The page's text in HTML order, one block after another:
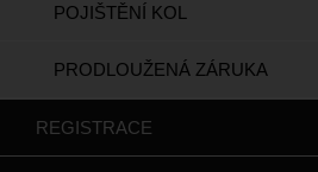
POJIŠTĚNÍ KOL
PRODLOUŽENÁ ZÁRUKA
REGISTRACE